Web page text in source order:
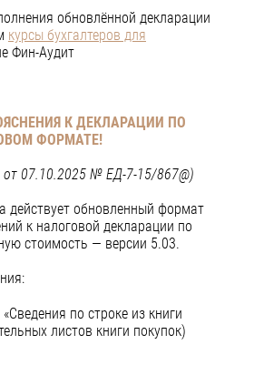
обновлённой декларации
курсы бухгалтеров для
Фин-Аудит
К ДЕКЛАРАЦИИ ПО
ФОРМАТЕ!
07.10.2025 № ЕД-7-15/867@)
действует обновленный формат
к налоговой декларации по
стоимость — версии 5.03.
по строке из книги
листов книги покупок)